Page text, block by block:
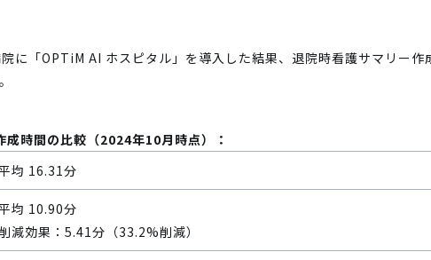
に「OPTiM AI ホスピタル」を導入した結果、退院時看護サマリー
時間の比較（2024年10月時点）：
均 16.31分
均 10.90分
減効果：5.41分（33.2%削減）